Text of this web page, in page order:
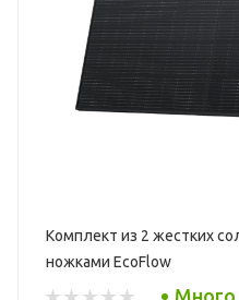
Комплект из 2 жестких
ножками EcoFlow
Много